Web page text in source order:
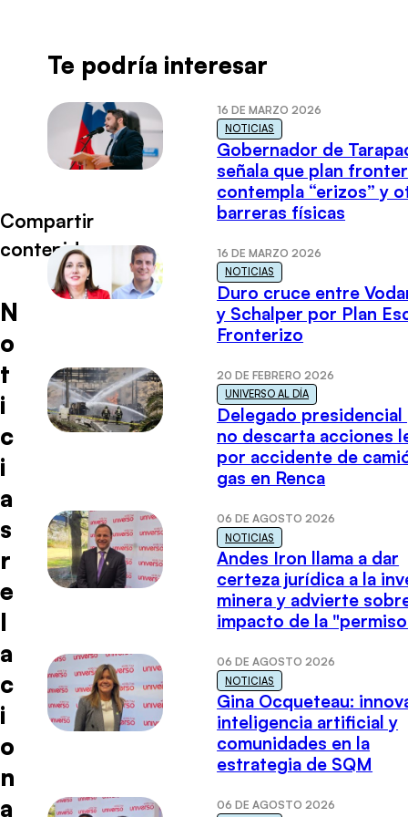
Compartir
contenido
N
o
t
i
c
i
a
s
r
e
l
a
c
i
o
n
a
Te podría interesar
16 DE MARZO 2026
NOTICIAS
Gobernador de
señala que plan
contempla “erizos” y
barreras físicas
16 DE MARZO 2026
NOTICIAS
Duro cruce entre
y Schalper por Plan
Fronterizo
20 DE FEBRERO 2026
UNIVERSO AL DÍA
Delegado presidencial
no descarta acciones
por accidente de
gas en Renca
06 DE AGOSTO 2026
NOTICIAS
Andes Iron llama a dar
certeza jurídica a la
minera y advierte
impacto de la
06 DE AGOSTO 2026
NOTICIAS
Gina Ocqueteau:
inteligencia artificial y
comunidades en la
estrategia de SQM
06 DE AGOSTO 2026